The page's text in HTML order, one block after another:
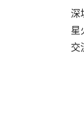
深
星
交